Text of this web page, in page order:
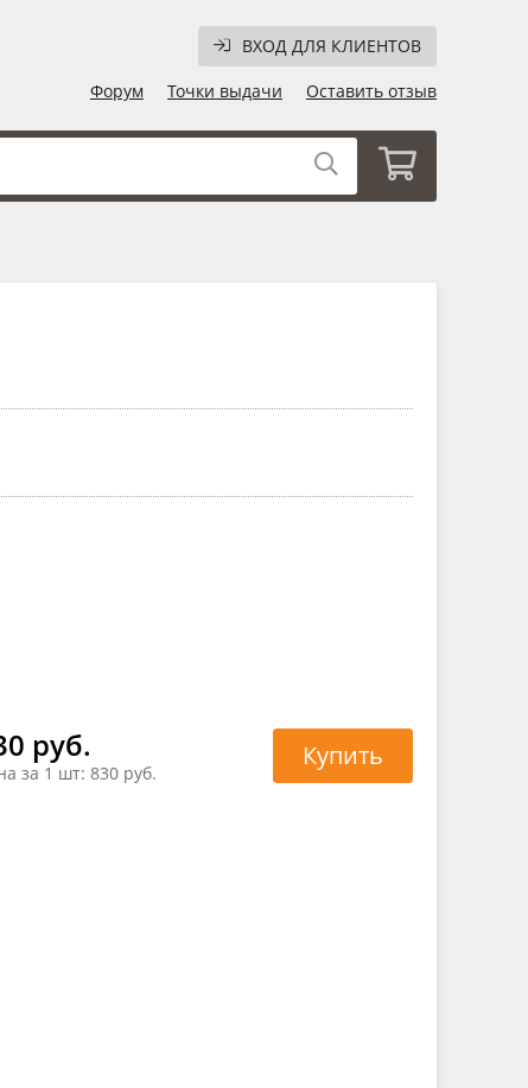
ВХОД ДЛЯ КЛИЕНТОВ
Форум
Точки выдачи Оставить отзыв
руб.
за 1 шт: 830 руб.
Купить